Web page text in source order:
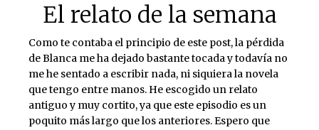
El relato de la semana
Como te contaba el principio de este post, la pérdida
de Blanca me ha dejado bastante tocada y todavía no
me he sentado a escribir nada, ni siquiera la novela
que tengo entre manos. He escogido un relato
antiguo y muy cortito, ya que este episodio es un
poquito más largo que los anteriores. Espero que